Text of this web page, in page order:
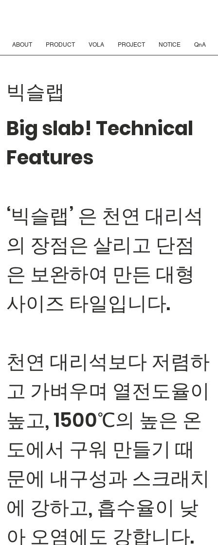
ABOUT PRODUCT VOLA PROJECT NOTICE QnA
빅슬랩
Big slab! Technical
Features
‘빅슬랩’ 은 천연 대리석
의 장점은 살리고 단점
은 보완하여 만든 대형
사이즈 타일입니다.
천연 대리석보다 저렴하
고 가벼우며 열전도율이
높고, 1500℃의 높은 온
도에서 구워 만들기 때
문에 내구성과 스크래치
에 강하고, 흡수율이 낮
아 오염에도 강합니다.